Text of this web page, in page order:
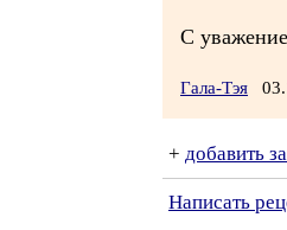
С
Гала-Тэя
+ добавить
Написать